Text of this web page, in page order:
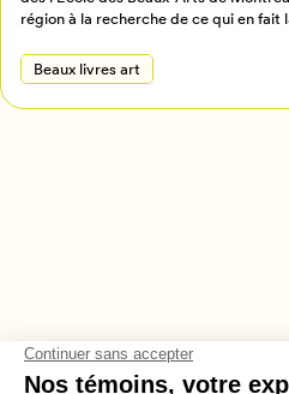
région à la recherche de ce qui en fait
Beaux livres art